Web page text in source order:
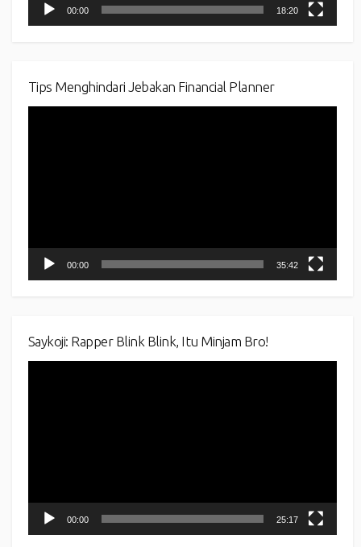
00:00 18:20
Tips Menghindari Jebakan Financial Planner
00:00 35:42
Saykoji: Rapper Blink Blink, Itu Minjam Bro!
00:00 25:17